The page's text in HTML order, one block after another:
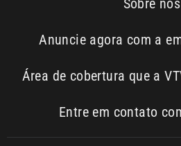
Sobre nós
Anuncie agora com a
Área de cobertura que a
Entre em contato